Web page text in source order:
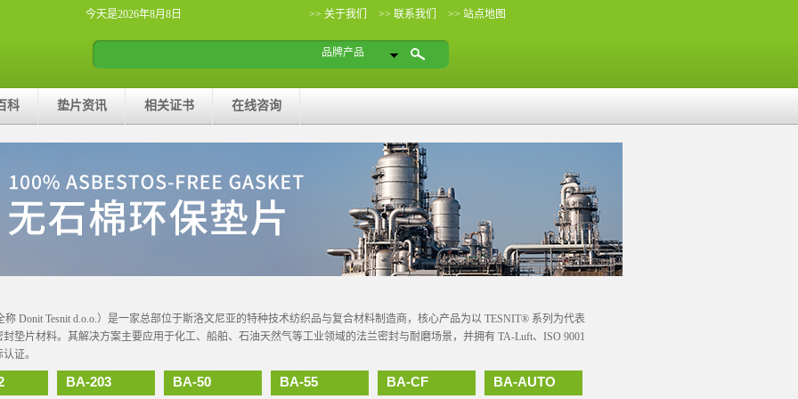
今天是2026年8月8日 >> 关于我们 >> 联系我们 >> 站点地图
品牌产品
科 垫片资讯 相关证书 在线咨询
称 Donit Tesnit d.o.o.）是一家总部位于斯洛文尼亚的特种技术纺织品与复合材料制造商，核心产品为以 TESNIT® 系列为代表
封垫片材料。其解决方案主要应用于化工、船舶、石油天然气等工业领域的法兰密封与耐磨场景，并拥有 TA-Luft、ISO 9001
证。
BA-203 BA-50 BA-55 BA-CF
BA-AUTO